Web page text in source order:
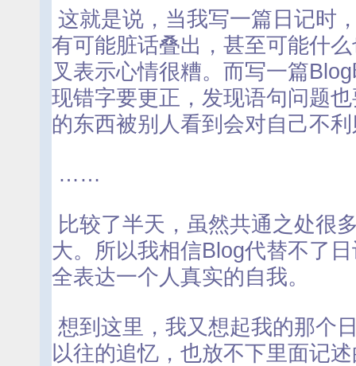
这就是说，当我写一篇日记时
有可能脏话叠出，甚至可能什
叉表示心情很糟。而写一篇
现错字要更正，发现语句问题
的东西被别人看到会对自己不
……
比较了半天，虽然共通之处很
大。所以我相信Blog代替不了
全表达一个人真实的自我。
想到这里，我又想起我的那
以往的追忆，也放不下里面记